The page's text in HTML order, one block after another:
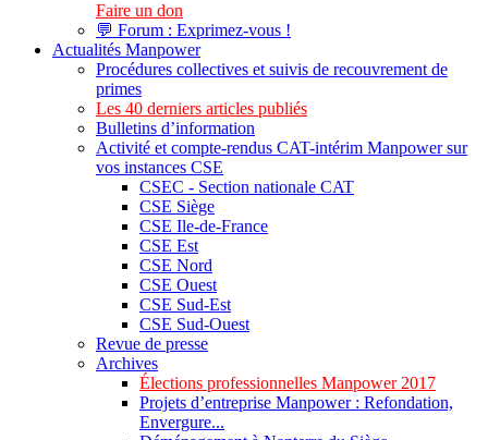
Faire un don
💬 Forum : Exprimez-vous !
Actualités Manpower
Procédures collectives et suivis de recouvrement de
primes
Les 40 derniers articles publiés
Bulletins d’information
Activité et compte-rendus CAT-intérim Manpower sur
vos instances CSE
CSEC - Section nationale CAT
CSE Siège
CSE Ile-de-France
CSE Est
CSE Nord
CSE Ouest
CSE Sud-Est
CSE Sud-Ouest
Revue de presse
Archives
Élections professionnelles Manpower 2017
Projets d’entreprise Manpower : Refondation,
Envergure...